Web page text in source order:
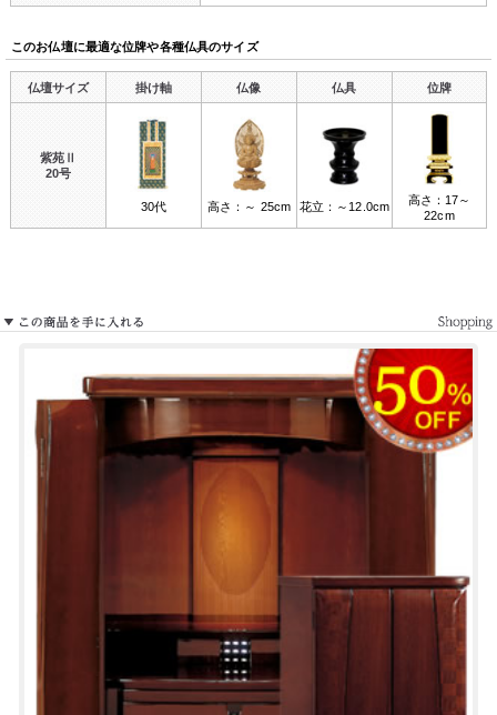
このお仏壇に最適な位牌や各種仏具のサイズ
仏壇サイズ 掛け軸 仏像 仏具 位牌
紫苑Ⅱ
20号
30代 高さ：～ 25cm 花立：～12.0cm
高さ：17～
22cm